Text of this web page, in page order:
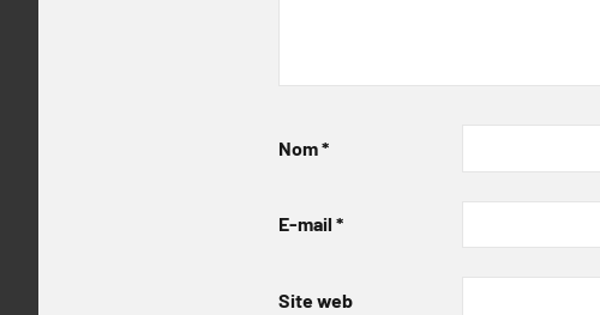
Nom*
E-mail *
Site web